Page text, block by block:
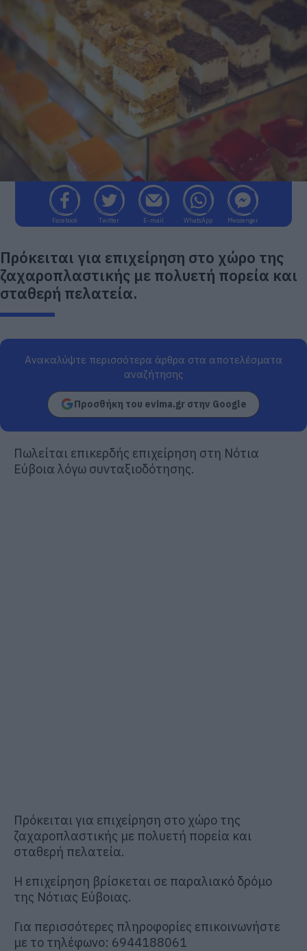
Facebook Twitter E-mail WhatsApp Messenger
Πρόκειται για επιχείρηση στο χώρο της
ζαχαροπλαστικής με πολυετή πορεία και
σταθερή πελατεία.
Ανακαλύψτε περισσότερα άρθρα στα αποτελέσματα
αναζήτησης
Προσθήκη του evima.gr στην Google
Πωλείται επικερδής επιχείρηση στη Νότια
Εύβοια λόγω συνταξιοδότησης.
Πρόκειται για επιχείρηση στο χώρο της
ζαχαροπλαστικής με πολυετή πορεία και
σταθερή πελατεία.
Η επιχείρηση βρίσκεται σε παραλιακό δρόμο
της Νότιας Εύβοιας.
Για περισσότερες πληροφορίες επικοινωνήστε
με το τηλέφωνο: 6944188061